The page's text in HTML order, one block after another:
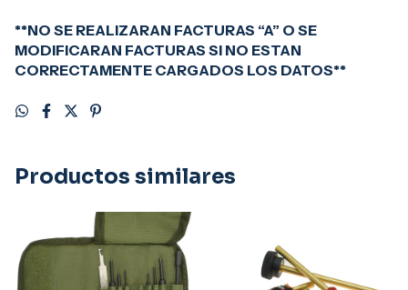
**NO SE REALIZARAN FACTURAS “A” O SE
MODIFICARAN FACTURAS SI NO ESTAN
CORRECTAMENTE CARGADOS LOS DATOS**
Productos similares